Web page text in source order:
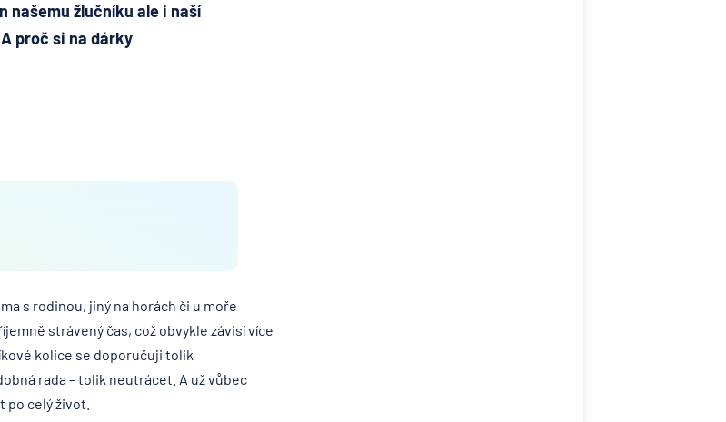
našemu žlučníku ale i naší
proč si na dárky
s rodinou, jiný na horách či u moře
strávený čas, což obvykle závisí více
kolice se doporučuji tolik
rada – tolik neutrácet. A už vůbec
po celý život.